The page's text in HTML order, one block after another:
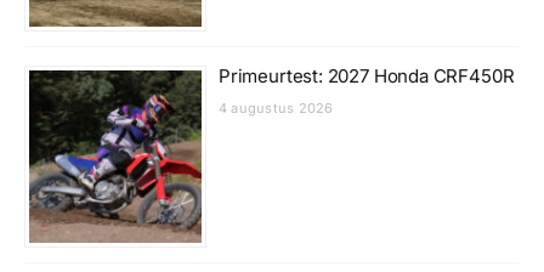
Primeurtest: 2027 Honda CRF450R
4 augustus 2026